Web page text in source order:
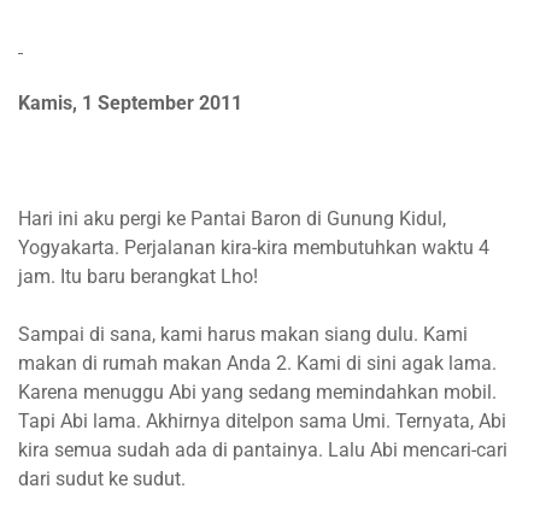
Kamis, 1 September 2011
Hari ini aku pergi ke Pantai Baron di Gunung Kidul,
Yogyakarta. Perjalanan kira-kira membutuhkan waktu 4
jam. Itu baru berangkat Lho!
Sampai di sana, kami harus makan siang dulu. Kami
makan di rumah makan Anda 2. Kami di sini agak lama.
Karena menuggu Abi yang sedang memindahkan mobil.
Tapi Abi lama. Akhirnya ditelpon sama Umi. Ternyata, Abi
kira semua sudah ada di pantainya. Lalu Abi mencari-cari
dari sudut ke sudut.